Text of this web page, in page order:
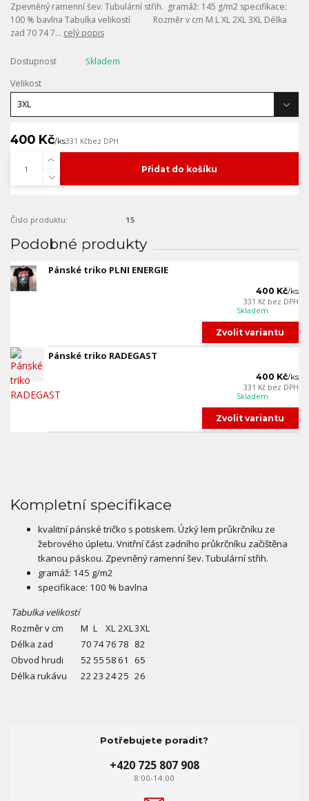
Zpevněný ramenní šev. Tubulární střih. gramáž: 145 g/m2 specifikace:
100 % bavlna Tabulka velikostí Rozměr v cm M L XL 2XL 3XL Délka
zad 70 74 7... celý popis
Dostupnost
Skladem
Velikost
400 Kč/ks331 Kčbez DPH
Přidat do košíku
Číslo produktu: 15
Podobné produkty
Pánské triko PLNI ENERGIE
400 Kč/ks
331 Kč bez DPH
Skladem
Zvolit variantu
Pánské triko RADEGAST
400 Kč/ks
331 Kč bez DPH
Skladem
Zvolit variantu
Kompletní specifikace
kvalitní pánské tričko s potiskem. Úzký lem průkrčníku ze
žebrového úpletu. Vnitřní část zadního průkrčníku začištěna
tkanou páskou. Zpevněný ramenní šev. Tubulární střih.
gramáž: 145 g/m2
specifikace: 100 % bavlna
Tabulka velikostí
Rozměr v cm
M L XL 2XL3XL
Délka zad
70747678 82
Obvod hrudi
52 55 58 61
65
Délka rukávu
2223 2425 26
Potřebujete poradit?
+420 725 807 908
8:00-14:00